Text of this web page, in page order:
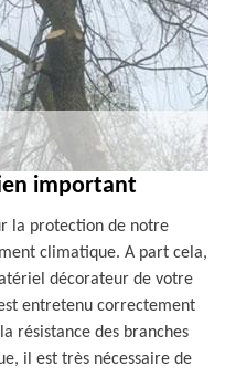
important
la protection de notre
climatique. A part cela,
décorateur de votre
entretenu correctement
résistance des branches
il est très nécessaire de